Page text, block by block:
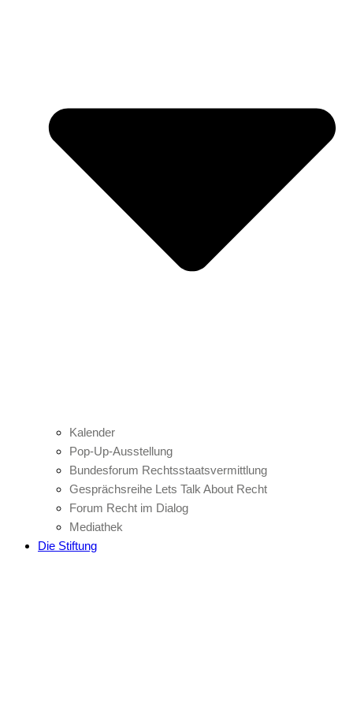
Kalender
Pop-Up-Ausstellung
Bundesforum Rechtsstaatsvermittlung
Gesprächsreihe Lets Talk About Recht
Forum Recht im Dialog
Mediathek
Die Stiftung